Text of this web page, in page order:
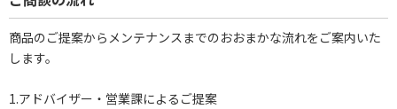
商品のご提案からメンテナンスまでのおおまかな流れをご案内いた
します。
1.アドバイザー・営業課によるご提案